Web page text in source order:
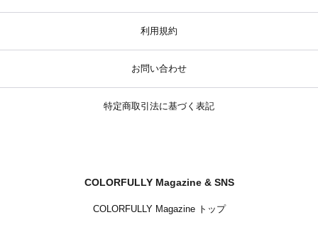
利用規約
お問い合わせ
特定商取引法に基づく表記
COLORFULLY Magazine & SNS
COLORFULLY Magazine トップ